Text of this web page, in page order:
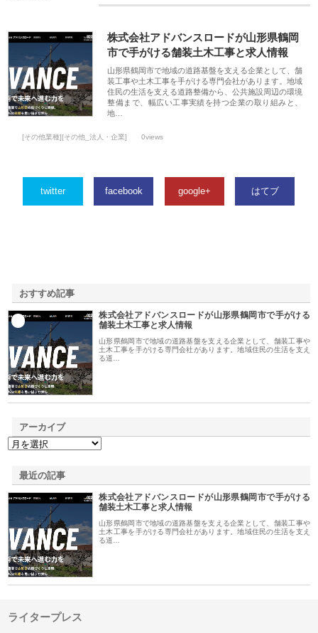
株式会社アドバンスロードが山形県鶴岡
市で手がける舗装土木工事と求人情報
山形県鶴岡市で地域の道路基盤を支える企業として、舗
装工事や土木工事を手がける専門会社があります。地域
住民の生活を支える道路整備から、公共施設周辺の環境
整備まで、幅広い工事実績を持つ企業の取り組みと、
地…
[その他業種][その他_法人・企業] 0views
twitter facebook google+ はてブ
おすすめ記事
株式会社アドバンスロードが山形県鶴岡市で手がける
舗装土木工事と求人情報
山形県鶴岡市で地域の道路基盤を支える企業として、舗装工事や
土木工事を手がける専門会社があります。地域住民の生活を支え
る道…
アーカイブ
最近の記事
株式会社アドバンスロードが山形県鶴岡市で手がける
舗装土木工事と求人情報
山形県鶴岡市で地域の道路基盤を支える企業として、舗装工事や
土木工事を手がける専門会社があります。地域住民の生活を支え
る道…
ライタープレス